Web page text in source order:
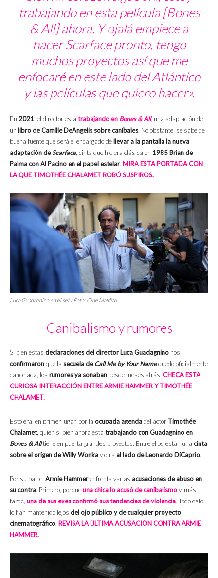
trabajando en esta película [Bones
& All] ahora. Y ojalá empiece a
hacerScarfacepronto, tengo
muchos proyectos así que me
enfocaré en este lado del Atlántico
y las películas que quiero hacer».
En 2021, el director está trabajando en Bones & All, una adaptación de
un libro de Camille DeAngelis sobre caníbales. No obstante, se sabe de
buena fuente que será el encargado de llevar a la pantalla la nueva
adaptación deScarface, cinta que hiciera clásica en 1985 Brian de
Palma con Al Pacino en el papel estelar. MIRA ESTA PORTADA CON
LA QUE TIMOTHÉE CHALAMET ROBÓ SUSPIROS.
Luca Guadagnino en el set / Foto: Cine Maldito
Canibalismo y rumores
Si bien estas declaraciones del director Luca Guadagnino nos
confirmaronque la secuela deCall Me by Your Namequedó oficialmente
cancelada, los rumores ya sonabandesde meses atrás. CHECA ESTA
CURIOSA INTERACCIÓN ENTRE ARMIE HAMMER Y TIMOTHÉE
CHALAMET.
Esto era, en primer lugar, por la ocupada agendadel actor Timothée
Chalamet, quien si bien ahora está trabajando con Guadagnino en
Bones & Alltiene en puerta grandes proyectos. Entre ellos están una cinta
sobre el origen de Willy Wonkay otra al lado de Leonardo DiCaprio.
Por su parte, Armie Hammerenfrenta varias acusaciones de abuso en
su contra. Primero, porqueuna chica lo acusó de canibalismoy, más
tarde, una de sus exes confirmó sus tendencias de violencia. Todo esto
lo han mantenido lejos del ojo público y de cualquier proyecto
cinematográfico. REVISA LA ÚLTIMA ACUSACIÓN CONTRA ARMIE
HAMMER.